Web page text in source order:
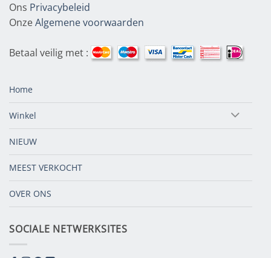
Ons Privacybeleid
OnzeAlgemene voorwaarden
Betaal veilig met :
Home
Winkel
NIEUW
MEEST VERKOCHT
OVER ONS
SOCIALE NETWERKSITES